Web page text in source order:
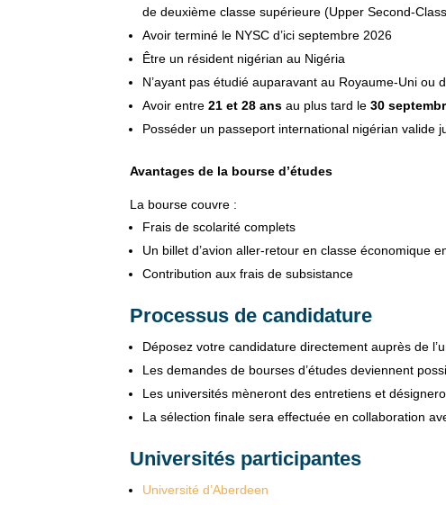
de deuxième classe supérieure (Upper Second-
Avoir terminé le NYSC d’ici septembre 2026
Être un résident nigérian au Nigéria
N’ayant pas étudié auparavant au Royaume-Uni ou
Avoir entre21 et 28 ans au plus tard le30
Posséder un passeport international nigérian valide
Avantages de la bourse d’études
La bourse couvre :
Frais de scolarité complets
Un billet d’avion aller-retour en classe économique
Contribution aux frais de subsistance
Processus de candidature
Déposez votre candidature directement auprès de
Les demandes de bourses d’études deviennent
Les universités mèneront des entretiens et
La sélection finale sera effectuée en collaboration
Universités participantes
Université d’Aberdeen